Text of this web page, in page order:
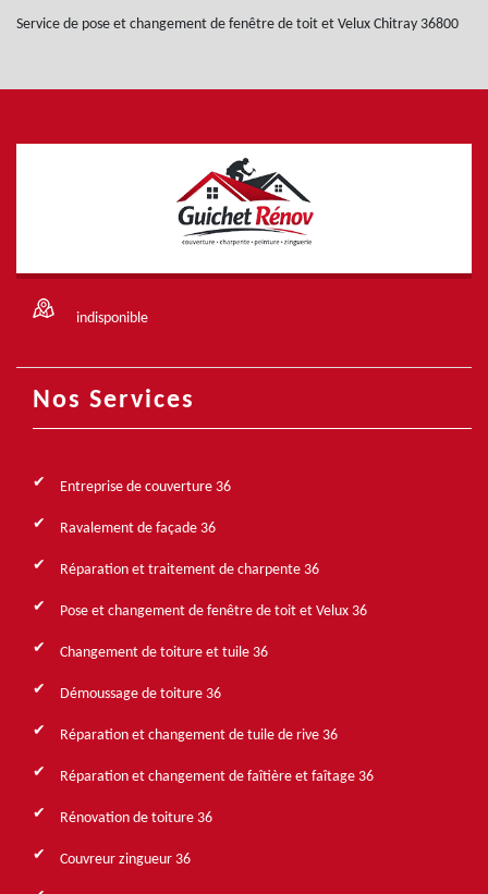
Service de pose et changement de fenêtre de toit et Velux Chitray 36800
indisponible
Nos Services
Entreprise de couverture 36
Ravalement de façade 36
Réparation et traitement de charpente 36
Pose et changement de fenêtre de toit et Velux 36
Changement de toiture et tuile 36
Démoussage de toiture 36
Réparation et changement de tuile de rive 36
Réparation et changement de faîtière et faîtage 36
Rénovation de toiture 36
Couvreur zingueur 36